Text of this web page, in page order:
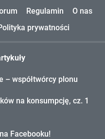
Regulamin
O nas
prywatności
– współtwórcy plonu
na konsumpcję, cz. 1
Facebooku!